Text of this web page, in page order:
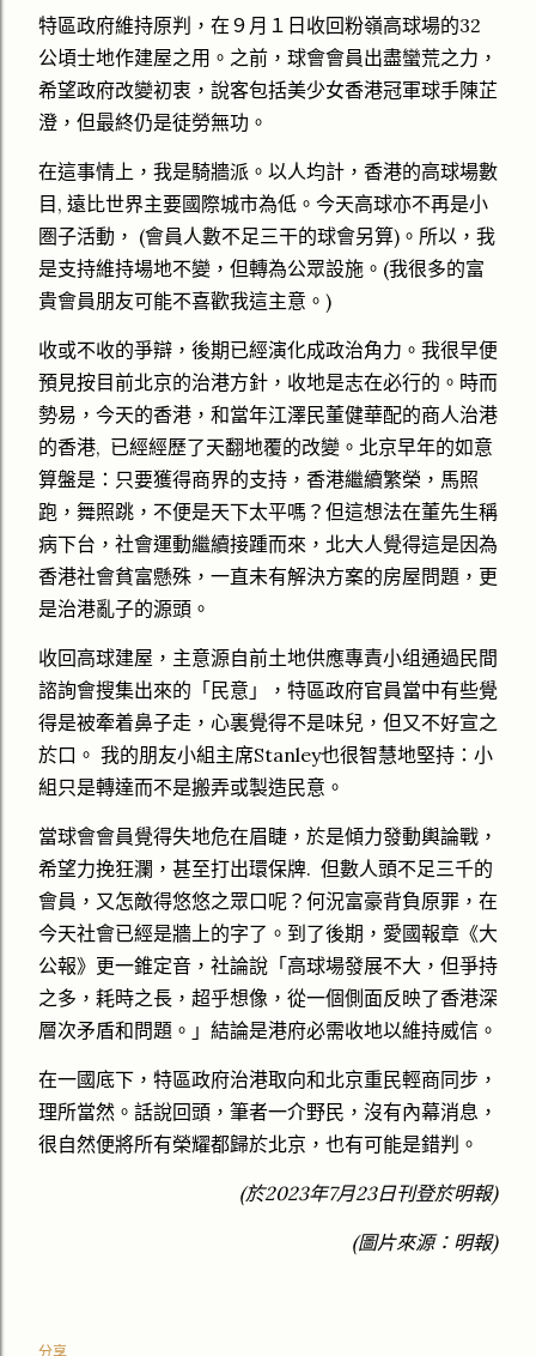
特區政府維持原判，在９月１日收回粉嶺高球場的32
公頃士地作建屋之用。之前，球會會員出盡蠻荒之力，
希望政府改變初衷，說客包括美少女香港冠軍球手陳芷
澄，但最終仍是徒勞無功。
在這事情上，我是騎牆派。以人均計，香港的高球場數
目, 遠比世界主要國際城市為低。今天高球亦不再是小
圏子活動， (會員人數不足三干的球會另算)。所以，我
是支持維持場地不變，但轉為公眾設施。(我很多的富
貴會員朋友可能不喜歡我這主意。)
收或不收的爭辯，後期已經演化成政治角力。我很早便
預見按目前北京的治港方針，收地是志在必行的。時而
勢易，今天的香港，和當年江澤民董健華配的商人治港
的香港, 已經經歷了天翻地覆的改變。北京早年的如意
算盤是：只要獲得商界的支持，香港繼續繁榮，馬照
跑，舞照跳，不便是天下太平嗎？但這想法在董先生稱
病下台，社會運動繼續接踵而來，北大人覺得這是因為
香港社會貧富懸殊，一直未有解決方案的房屋問題，更
是治港亂子的源頭。
收回高球建屋，主意源自前土地供應專責小组通過民間
諮詢會搜集出來的「民意」，特區政府官員當中有些覺
得是被牽着鼻子走，心裏覺得不是味兒，但又不好宣之
於口。 我的朋友小組主席Stanley也很智慧地堅持：小
組只是轉達而不是搬弄或製造民意。
當球會會員覺得失地危在眉睫，於是傾力發動輿論戰，
希望力挽狂瀾，甚至打出環保牌. 但數人頭不足三千的
會員，又怎敵得悠悠之眾口呢？何況富豪背負原罪，在
今天社會已經是牆上的字了。到了後期，愛國報章《大
公報》更一錐定音，社論說「高球場發展不大，但爭持
之多，耗時之長，超乎想像，從一個側面反映了香港深
層次矛盾和問題。」結論是港府必需收地以維持威信。
在一國底下，特區政府治港取向和北京重民輕商同步，
理所當然。話說回頭，筆者一介野民，沒有內幕消息，
很自然便將所有榮耀都歸於北京，也有可能是錯判。
(於2023年7月23日刊登於明報)
(圖片來源：明報)
分享